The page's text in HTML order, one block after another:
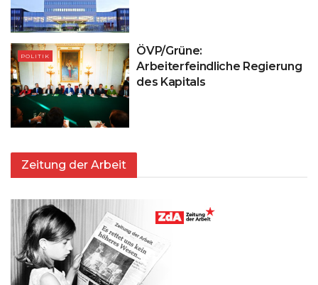
POLITIK
ÖVP/Grüne:
Arbeiterfeindliche Regierung
des Kapitals
Zeitung der Arbeit